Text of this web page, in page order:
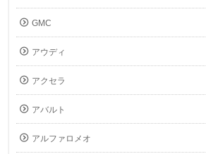
GMC
アウディ
アクセラ
アバルト
アルファロメオ